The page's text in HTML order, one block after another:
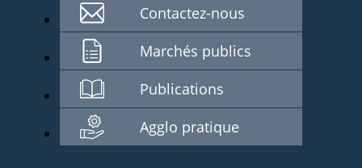
Contactez-nous
Marchés publics
Publications
Agglo pratique